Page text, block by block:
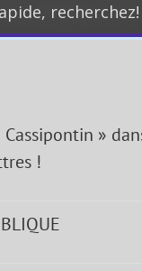
»
!